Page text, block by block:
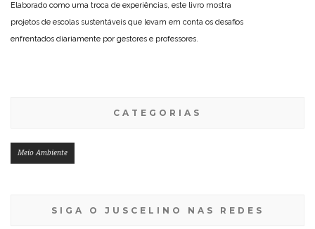
Elaborado como uma troca de experiências, este livro mostra
projetos de escolas sustentáveis que levam em conta os desafios
enfrentados diariamente por gestores e professores.
CATEGORIAS
Meio Ambiente
SIGA O JUSCELINO NAS REDES